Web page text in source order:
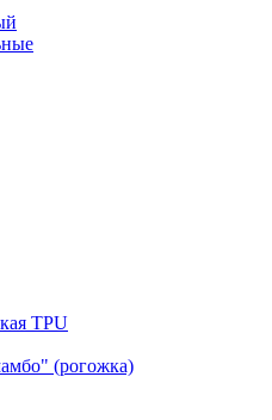
TPU
(рогожка)